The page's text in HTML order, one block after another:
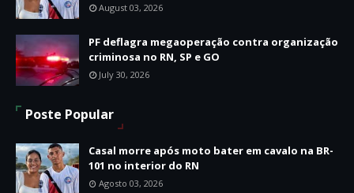
August 03, 2026
PF deflagra megaoperação contra organização
criminosa no RN, SP e GO
July 30, 2026
Poste Popular
Casal morre após moto bater em cavalo na BR-
101 no interior do RN
Agosto 03, 2026